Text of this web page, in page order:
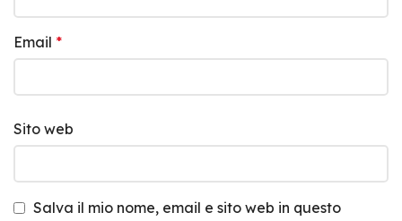
Email *
Sito web
Salva il mio nome, email e sito web in questo